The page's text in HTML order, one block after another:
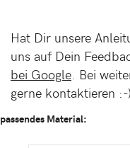
Hat Dir unsere
uns auf Dein
bei Google. Bei
gerne kontaktieren :-)
passendes Material: